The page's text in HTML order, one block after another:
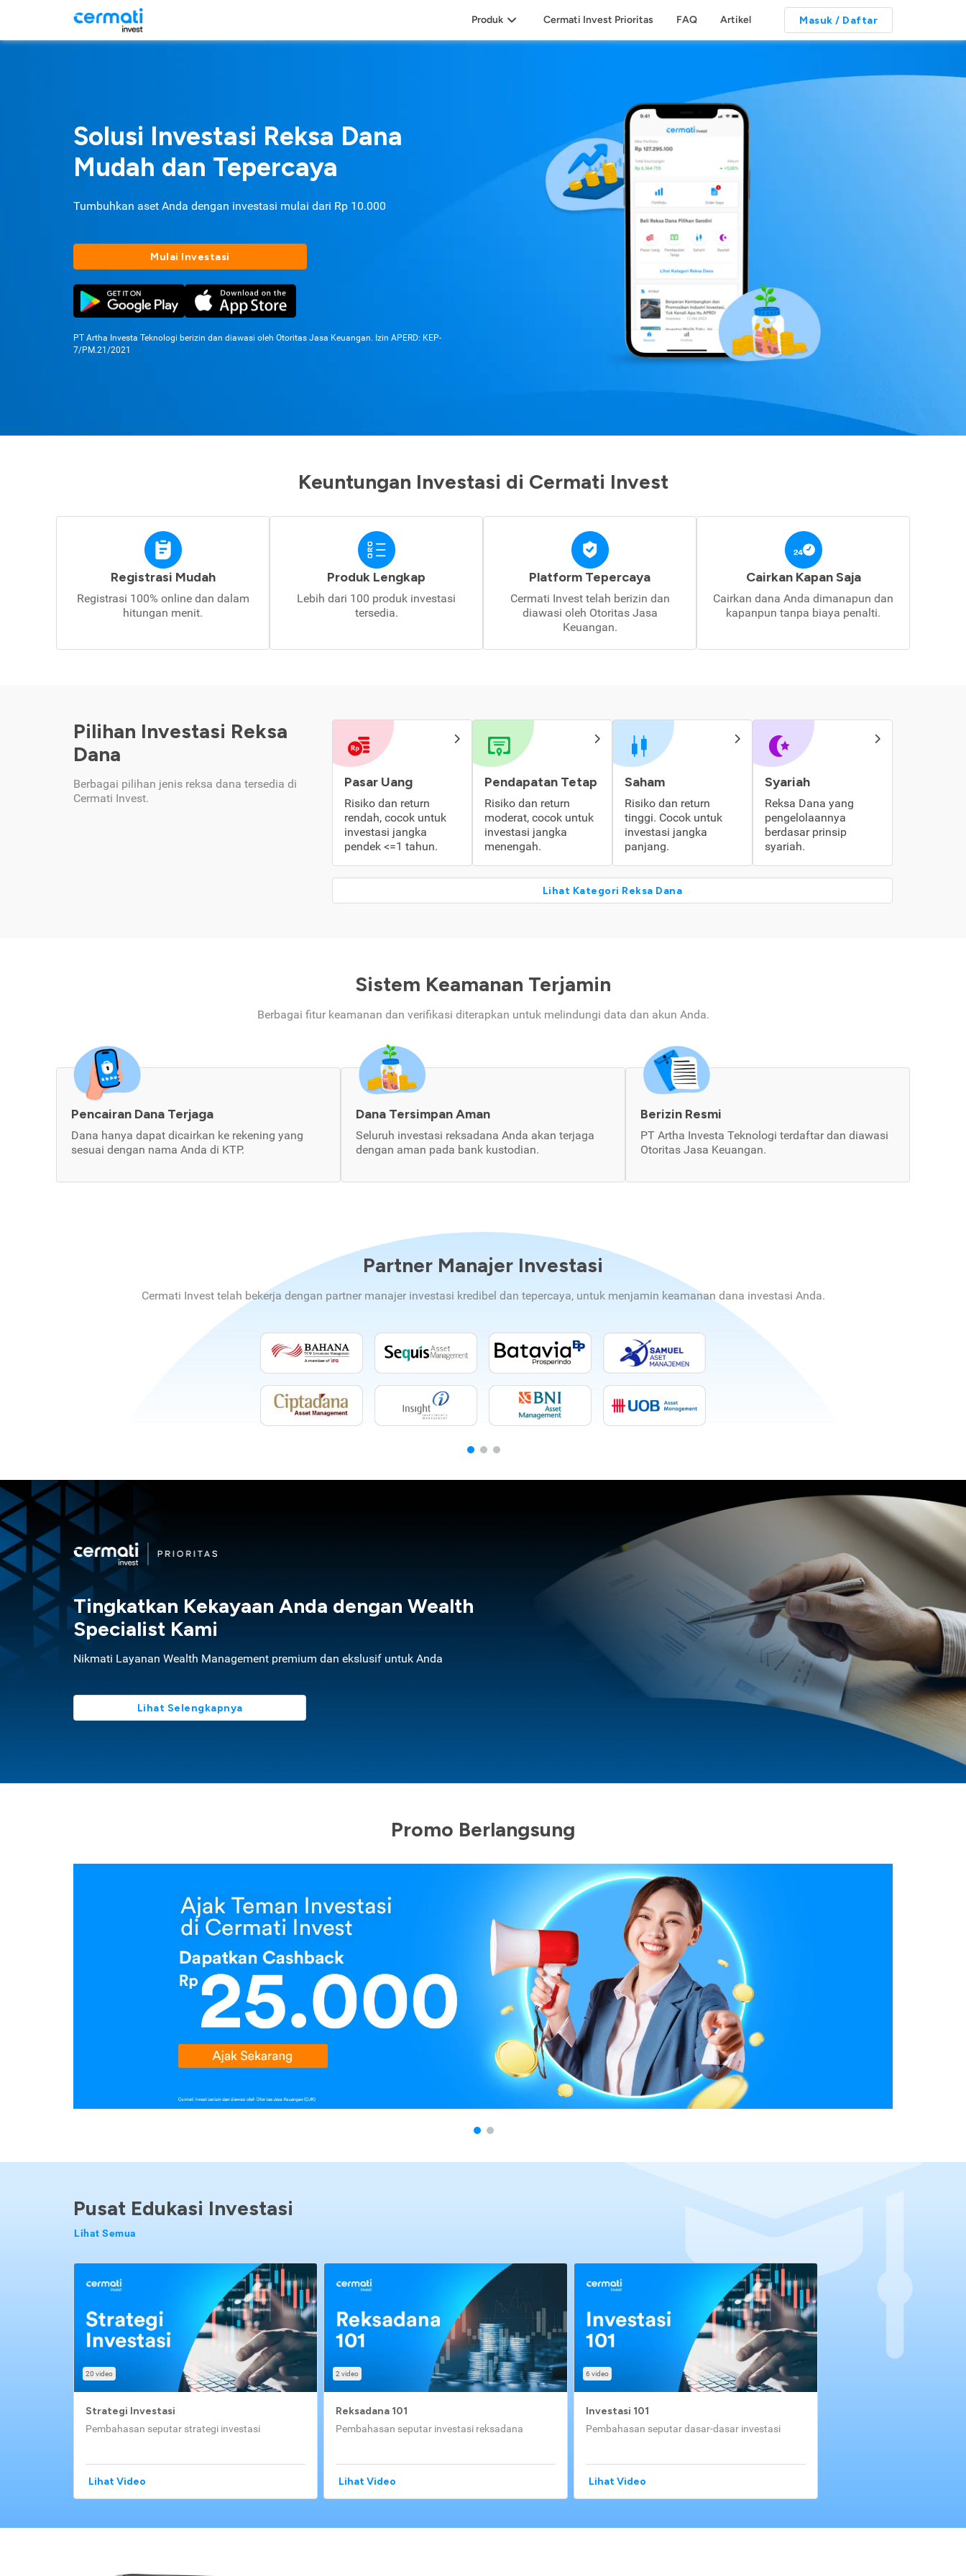
Produk Cermati Invest Prioritas FAQ Artikel Masuk / Daftar
Solusi Investasi Reksa Dana
Mudah dan Tepercaya
Tumbuhkan aset Anda dengan investasi mulai dari Rp 10.000
Mulai Investasi
PT Artha Investa Teknologi berizin dan diawasi oleh Otoritas Jasa Keuangan. Izin APERD: KEP-
7/PM.21/2021
Keuntungan Investasi di Cermati Invest
Registrasi Mudah
Registrasi 100% online dan dalam
hitungan menit.
Produk Lengkap
Lebih dari 100 produk investasi
tersedia.
Platform Tepercaya
Cermati Invest telah berizin dan
diawasi oleh Otoritas Jasa
Keuangan.
Cairkan Kapan Saja
Cairkan dana Anda dimanapun dan
kapanpun tanpa biaya penalti.
Pilihan Investasi Reksa
Dana
Berbagai pilihan jenis reksa dana tersedia di
Cermati Invest.
Pasar Uang
Risiko dan return
rendah, cocok untuk
investasi jangka
pendek <=1 tahun.
Pendapatan Tetap
Risiko dan return
moderat, cocok untuk
investasi jangka
menengah.
Saham
Risiko dan return
tinggi. Cocok untuk
investasi jangka
panjang.
Syariah
Reksa Dana yang
pengelolaannya
berdasar prinsip
syariah.
Lihat Kategori Reksa Dana
Sistem Keamanan Terjamin
Berbagai fitur keamanan dan verifikasi diterapkan untuk melindungi data dan akun Anda.
Pencairan Dana Terjaga
Dana hanya dapat dicairkan ke rekening yang
sesuai dengan nama Anda di KTP.
Dana Tersimpan Aman
Seluruh investasi reksadana Anda akan terjaga
dengan aman pada bank kustodian.
Berizin Resmi
PT Artha Investa Teknologi terdaftar dan diawasi
Otoritas Jasa Keuangan.
Partner Manajer Investasi
Cermati Invest telah bekerja dengan partner manajer investasi kredibel dan tepercaya, untuk menjamin keamanan dana investasi Anda.
Tingkatkan Kekayaan Anda dengan Wealth
Specialist Kami
Nikmati Layanan Wealth Management premium dan ekslusif untuk Anda
Lihat Selengkapnya
Promo Berlangsung
Pusat Edukasi Investasi
Lihat Semua
20 video
Strategi Investasi
Pembahasan seputar strategi investasi
Lihat Video
2 video
Reksadana 101
Pembahasan seputar investasi reksadana
Lihat Video
6 video
Investasi 101
Pembahasan seputar dasar-dasar investasi
Lihat Video